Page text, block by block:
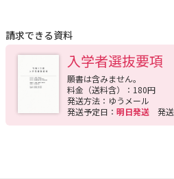
請求できる資料
入学者選抜要項
願書は含みません。
料金（送料含）：180円
発送方法：ゆうメール
発送予定日： 明日発送 発